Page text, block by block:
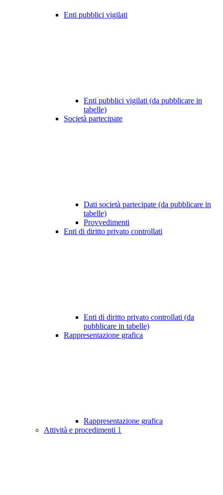
Enti pubblici vigilati
Enti pubblici vigilati (da pubblicare in
tabelle)
Società partecipate
Dati società partecipate (da pubblicare in
tabelle)
Provvedimenti
Enti di diritto privato controllati
Enti di diritto privato controllati (da
pubblicare in tabelle)
Rappresentazione grafica
Rappresentazione grafica
Attività e procedimenti 1